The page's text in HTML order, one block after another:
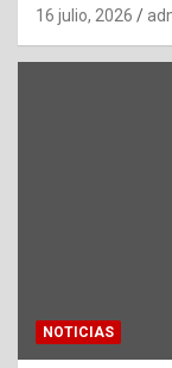
16 julio, 2026
NOTICIAS